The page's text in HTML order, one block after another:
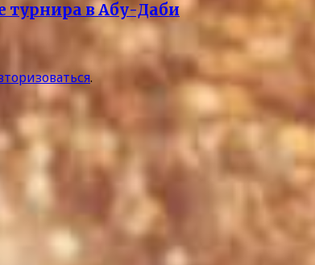
турнира в Абу-Даби
.